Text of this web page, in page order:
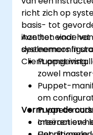
richt zich op
basis- tot
inzetten voor
Client omgeving.
Aan het einde
deelnemers in
Puppet
zowel
Puppet-
om
Puppet-
creëren en
Vorm van de
Interactieve